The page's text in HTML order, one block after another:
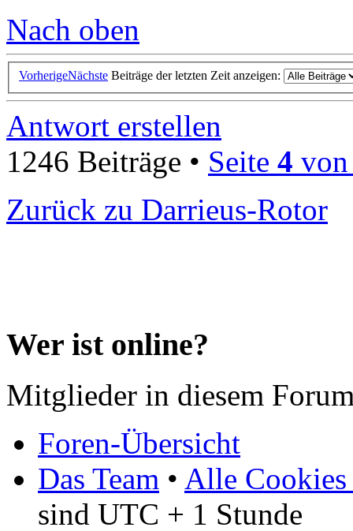
Nach oben
VorherigeNächste Beiträge der letzten Zeit anzeigen:
Antwort erstellen
1246 Beiträge • Seite 4
Zurück zu Darrieus-Rotor
Wer ist online?
Mitglieder in diesem
Foren-Übersicht
Das Team • Alle Cookies
sind UTC + 1 Stunde